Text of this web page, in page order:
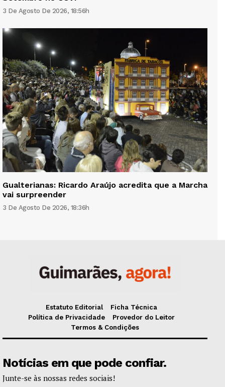
3 De Agosto De 2026, 18:56h
Gualterianas: Ricardo Araújo acredita que a Marcha
vai surpreender
3 De Agosto De 2026, 18:36h
Estatuto Editorial
Ficha Técnica
Política de Privacidade
Provedor do Leitor
Termos & Condições
Notícias em que pode confiar.
Junte-se às nossas redes sociais!